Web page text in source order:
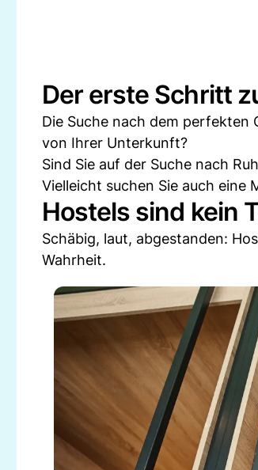
Der erste Schritt
Die Suche nach dem
von Ihrer Unterkunft?
Sind Sie auf der Suche nach
Vielleicht suchen Sie auch eine
Hostels sind kein
Schäbig, laut, abgestanden:
Wahrheit.